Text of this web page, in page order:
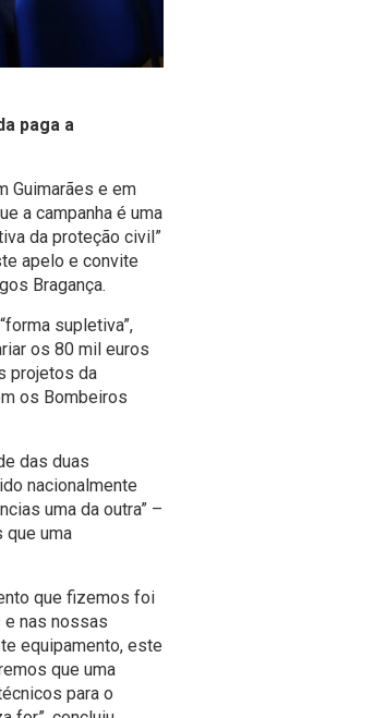
paga a
Guimarães e em
a campanha é uma
da proteção civil”
apelo e convite
Bragança.
supletiva”,
os 80 mil euros
projetos da
os Bombeiros
das duas
nacionalmente
uma da outra” –
que uma
que fizemos foi
nas nossas
equipamento, este
que uma
para o